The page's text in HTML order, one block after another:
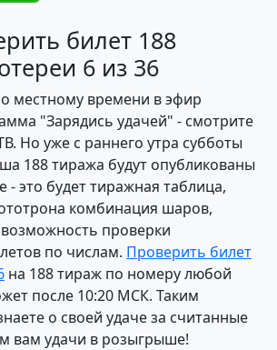
билет 188
6 из 36
местному времени в эфир
"Зарядись удачей" - смотрите
Но уже с раннего утра субботы
188 тиража будут опубликованы
- это будет тиражная таблица,
комбинация шаров,
проверки
по числам. Проверить билет
на 188 тираж по номеру любой
после 10:20 МСК. Таким
о своей удаче за считанные
вам удачи в розыгрыше!